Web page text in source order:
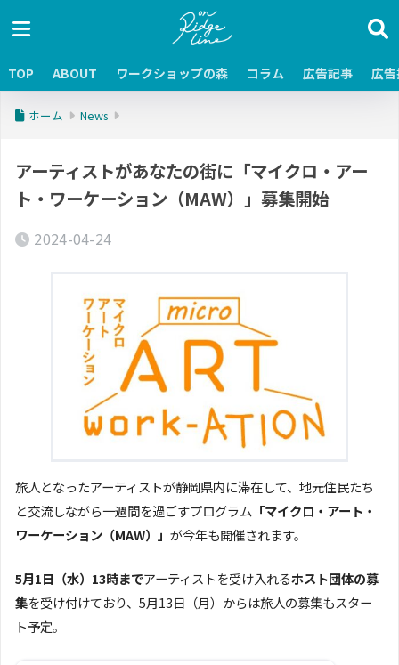
TOP ABOUT ワークショップの森 コラム 広告記事 広
ホーム News
アーティストがあなたの街に「マイクロ・アー
ト・ワーケーション（MAW）」募集開始
2024-04-24
旅人となったアーティストが静岡県内に滞在して、地元住民たち
と交流しながら一週間を過ごすプログラム 「マイクロ・アート・
ワーケーション（MAW）」 が今年も開催されます。
5月1日（水）13時までアーティストを受け入れるホスト団体の募
集を受け付けており、5月13日（月）からは旅人の募集もスター
ト予定。